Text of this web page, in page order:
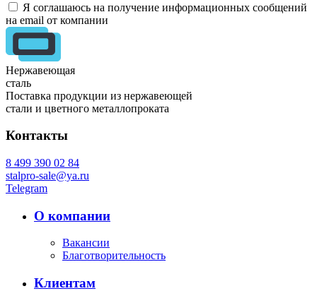
Я соглашаюсь на получение информационных сообщений
на email от компании
Нержавеющая
сталь
Поставка продукции из нержавеющей
стали и цветного металлопроката
Контакты
8 499 390 02 84
stalpro-sale@ya.ru
Telegram
О компании
Вакансии
Благотворительность
Клиентам